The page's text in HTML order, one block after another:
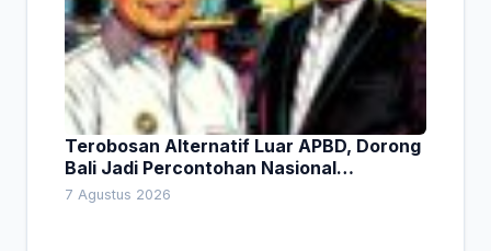
Terobosan Alternatif Luar APBD, Dorong
Bali Jadi Percontohan Nasional
Pembiayaan Daerah
7 Agustus 2026